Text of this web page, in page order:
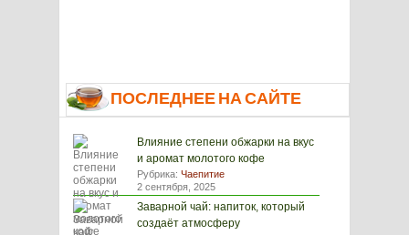
ПОСЛЕДНЕЕ НА САЙТЕ
Влияние степени обжарки на вкус
и аромат молотого кофе
Рубрика: Чаепитие
2 сентября, 2025
Заварной чай: напиток, который
создаёт атмосферу